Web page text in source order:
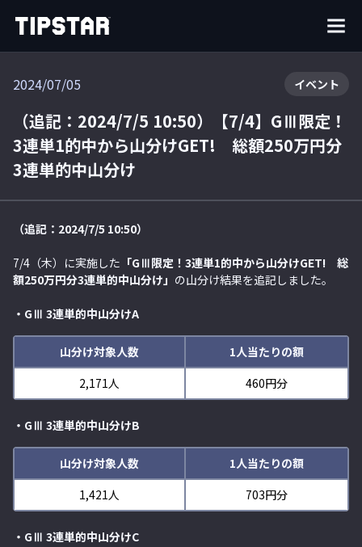
2024/07/05 イベント
（追記：2024/7/5 10:50）【7/4】GⅢ限定！
3連単1的中から山分けGET! 総額250万円分
3連単的中山分け
（追記：2024/7/5 10:50）
7/4（木）に実施した 「GⅢ限定！3連単1的中から山分けGET! 総
額250万円分3連単的中山分け」 の山分け結果を追記しました。
・GⅢ 3連単的中山分けA
山分け対象人数
1人当たりの額
2,171人
460円分
・GⅢ 3連単的中山分けB
山分け対象人数
1人当たりの額
1,421人
703円分
・GⅢ 3連単的中山分けC